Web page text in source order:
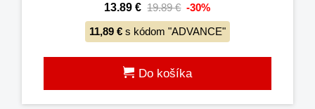
13.89 € 19.89 € -30%
11,89 €s kódom "ADVANCE"
Do košíka